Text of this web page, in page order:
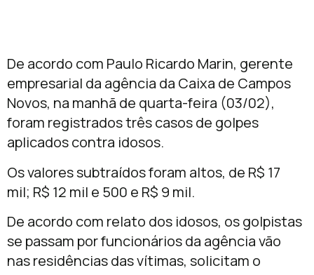
De acordo com Paulo Ricardo Marin, gerente
empresarial da agência da Caixa de Campos
Novos, na manhã de quarta-feira (03/02),
foram registrados três casos de golpes
aplicados contra idosos.
Os valores subtraídos foram altos, de R$ 17
mil; R$ 12 mil e 500 e R$ 9 mil.
De acordo com relato dos idosos, os golpistas
se passam por funcionários da agência vão
nas residências das vítimas, solicitam o